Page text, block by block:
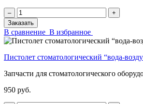
‒
+
Заказать
В сравнение В избранное
Пистолет стоматологический “вода-
Запчасти для стоматологического
950 руб.